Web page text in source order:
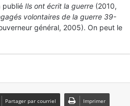
publié Ils ont écrit la guerre (2010,
volontaires de la guerre 39-
général, 2005). On peut le
Partager par courriel Imprimer
La collection du militaria au Québec
Guerre mondiale ?